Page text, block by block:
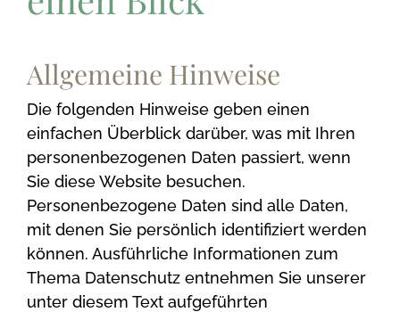
Allgemeine Hinweise
Die folgenden Hinweise geben einen
einfachen Überblick darüber, was mit Ihren
personenbezogenen Daten passiert, wenn
Sie diese Website besuchen.
Personenbezogene Daten sind alle Daten,
mit denen Sie persönlich identifiziert werden
können. Ausführliche Informationen zum
Thema Datenschutz entnehmen Sie unserer
unter diesem Text aufgeführten